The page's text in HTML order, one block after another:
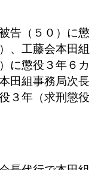
告（５０）に懲
、工藤会本田組
に懲役３年６カ
田組事務局次長
３年（求刑懲役